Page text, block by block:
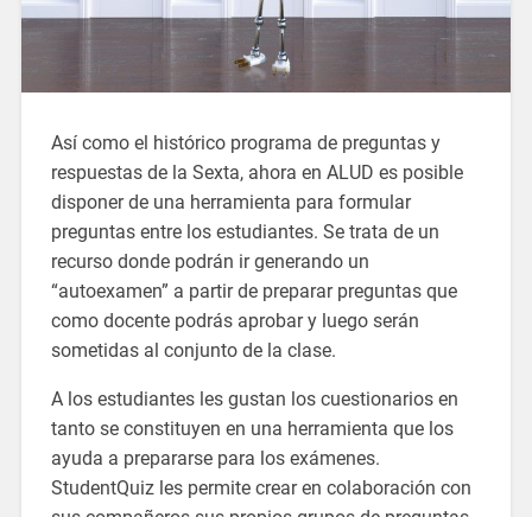
Así como el histórico programa de preguntas y
respuestas de la Sexta, ahora en ALUD es posible
disponer de una herramienta para formular
preguntas entre los estudiantes. Se trata de un
recurso donde podrán ir generando un
“autoexamen” a partir de preparar preguntas que
como docente podrás aprobar y luego serán
sometidas al conjunto de la clase.
A los estudiantes les gustan los cuestionarios en
tanto se constituyen en una herramienta que los
ayuda a prepararse para los exámenes.
StudentQuiz les permite crear en colaboración con